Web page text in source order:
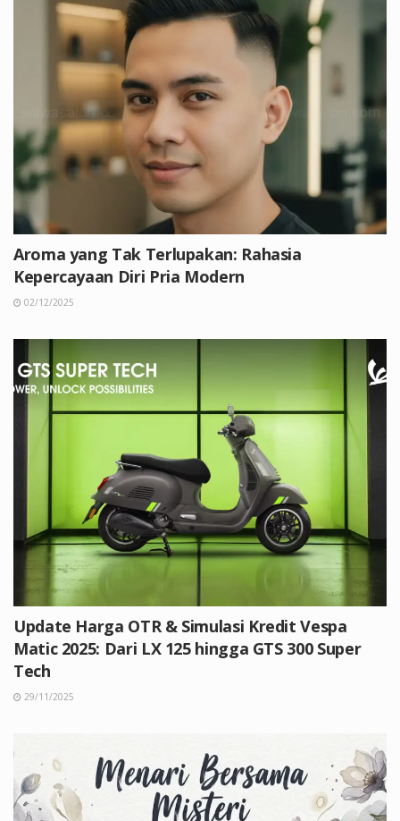
Aroma yang Tak Terlupakan: Rahasia
Kepercayaan Diri Pria Modern
02/12/2025
Update Harga OTR & Simulasi Kredit Vespa
Matic 2025: Dari LX 125 hingga GTS 300 Super
Tech
29/11/2025